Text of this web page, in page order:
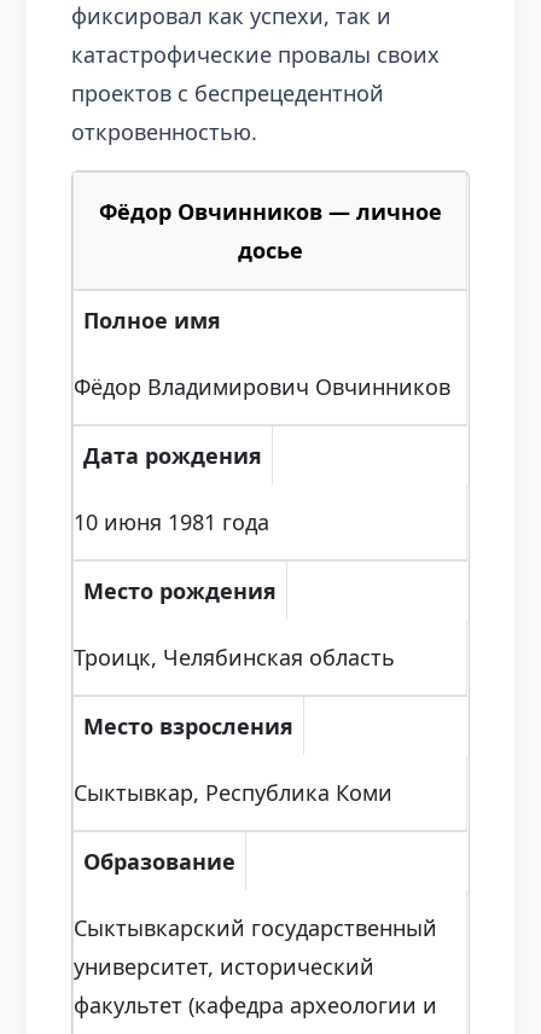
фиксировал как успехи, так и
катастрофические провалы своих
проектов с беспрецедентной
откровенностью.
Фёдор Овчинников — личное
досье
Полное имя
Фёдор Владимирович Овчинников
Дата рождения
10 июня 1981 года
Место рождения
Троицк, Челябинская область
Место взросления
Сыктывкар, Республика Коми
Образование
Сыктывкарский государственный
университет, исторический
факультет (кафедра археологии и